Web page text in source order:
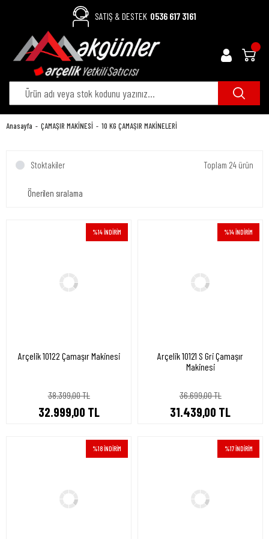
SATIŞ & DESTEK 0536 617 3161
Anasayfa ÇAMAŞIR MAKİNESİ 10 KG ÇAMAŞIR MAKİNELERİ
Stoktakiler Toplam 24 ürün
%14 İNDİRİM
Arçelik 10122 Çamaşır Makinesi
38.399,00 TL
32.999,00 TL
%14 İNDİRİM
Arçelik 10121 S Gri Çamaşır
Makinesi
36.699,00 TL
31.439,00 TL
%18 İNDİRİM %17 İNDİRİM